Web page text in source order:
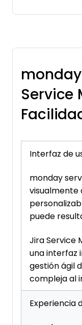
Service
Interfaz de
monday
visualmente
puede
Jira Service
una interfaz
gestión ágil
compleja al
Experiencia